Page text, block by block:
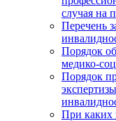
случая на
Перечень
Порядок
медико-
Порядок
При каких